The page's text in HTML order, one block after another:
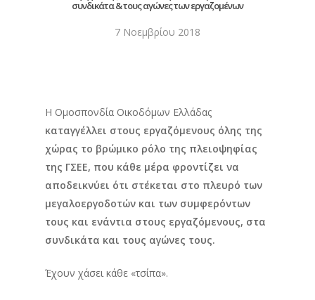
συνδικάτα & τους αγώνες των εργαζομένων
7 Νοεμβρίου 2018
Η Ομοσπονδία Οικοδόμων Ελλάδας
καταγγέλλει στους εργαζόμενους όλης της
χώρας το βρώμικο ρόλο της πλειοψηφίας
της ΓΣΕΕ, που κάθε μέρα φροντίζει να
αποδεικνύει ότι στέκεται στο πλευρό των
μεγαλοεργοδοτών και των συμφερόντων
τους και ενάντια στους εργαζόμενους, στα
συνδικάτα και τους αγώνες τους.
Έχουν χάσει κάθε «τσίπα».